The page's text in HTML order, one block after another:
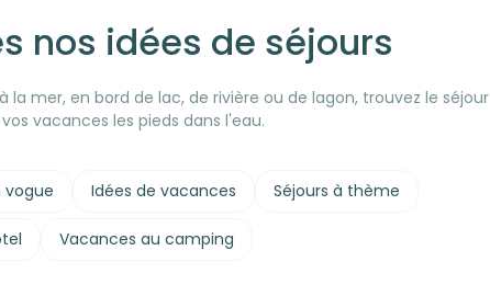
nos idées de séjours
la mer, en bord de lac, de rivière ou de lagon, trouvez le séjour
vacances les pieds dans l'eau.
vogue Idées de vacances Séjours à thème
Vacances au camping